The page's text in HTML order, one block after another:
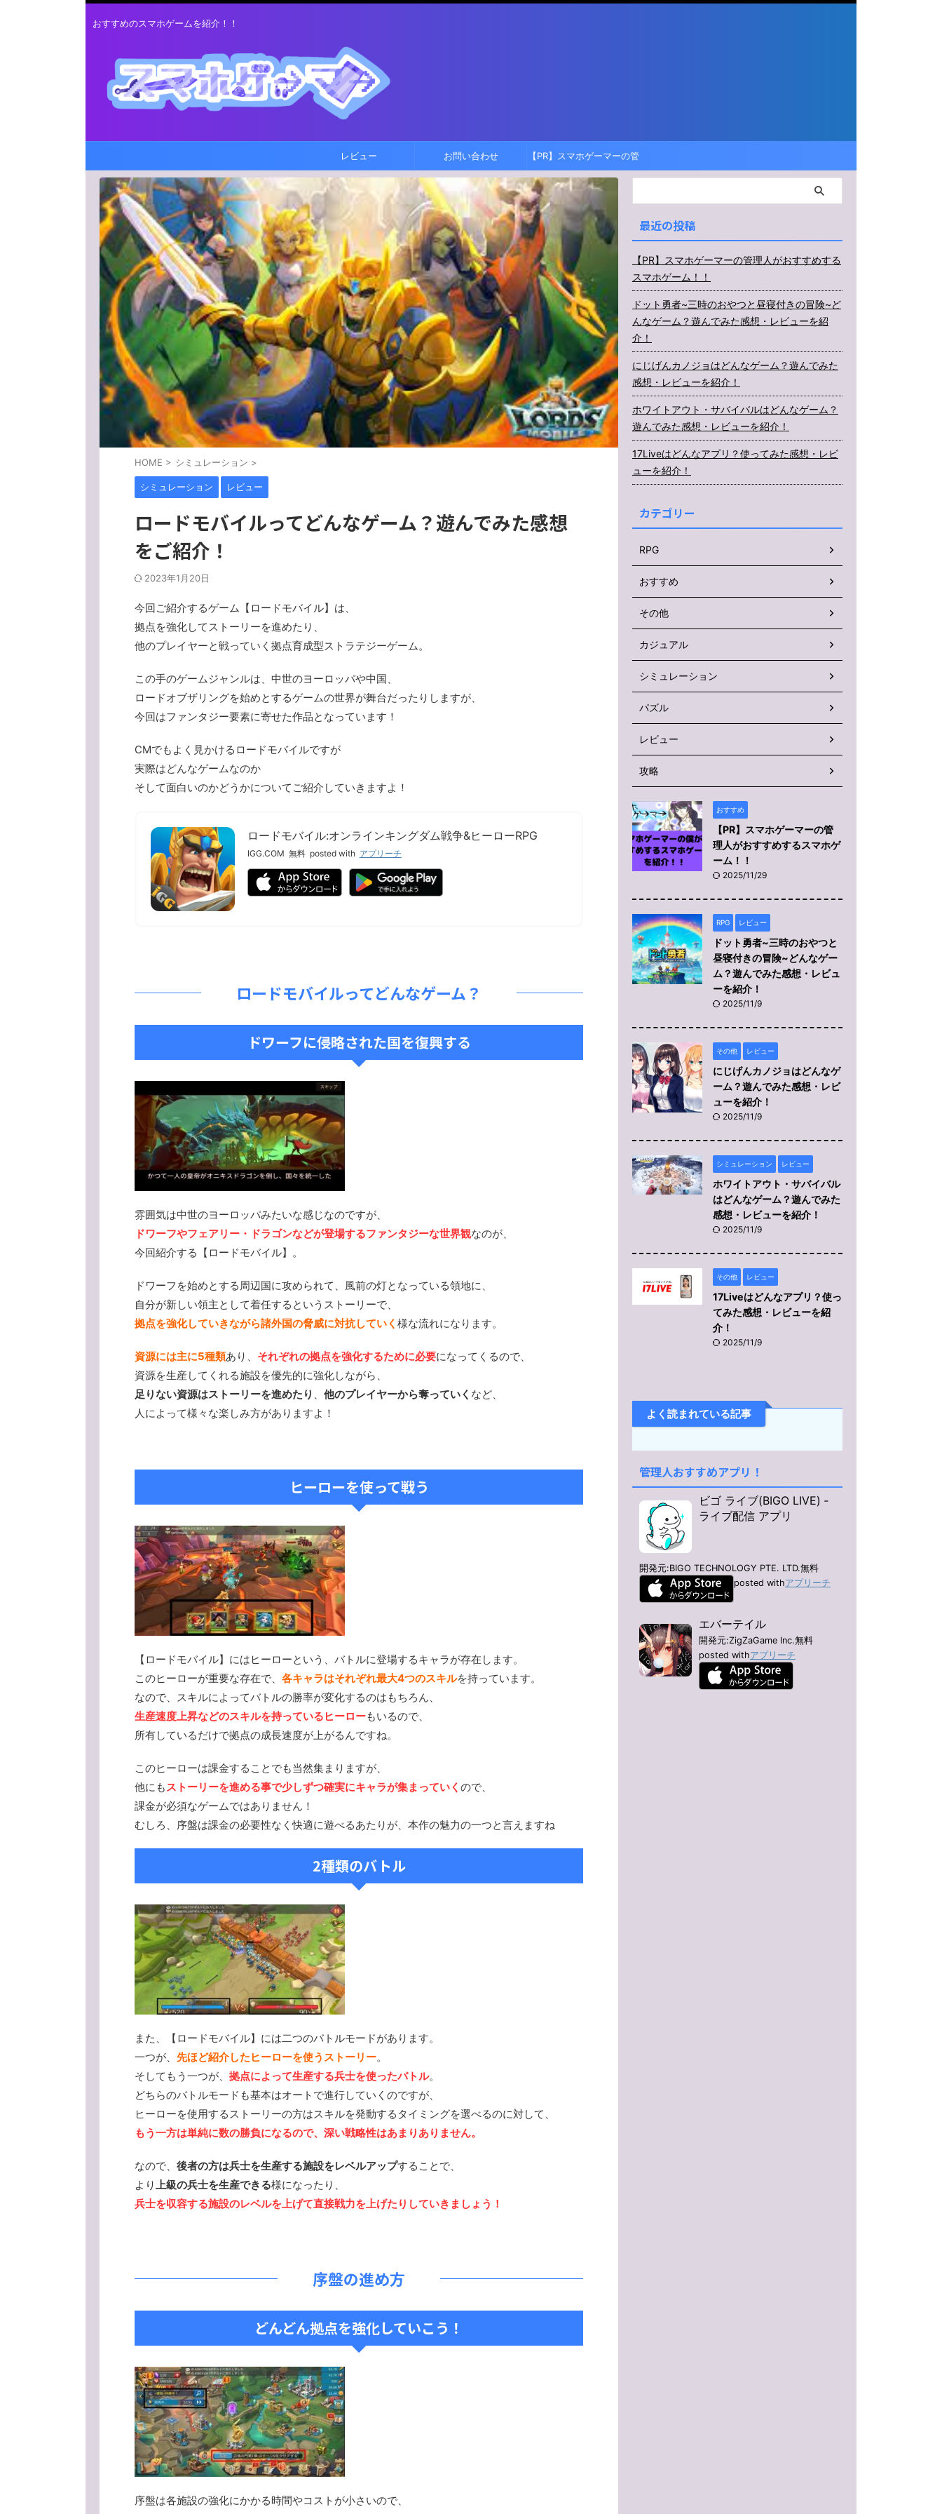
おすすめのスマホゲームを紹介！！
レビュー お問い合わせ 【PR】スマホゲーマーの管
理人がおすすめするスマホ
ゲーム！！
HOME > シミュレーション >
シミュレーション レビュー
ロードモバイルってどんなゲーム？遊んでみた感想
をご紹介！
2023年1月20日
今回ご紹介するゲーム【ロードモバイル】は、
拠点を強化してストーリーを進めたり、
他のプレイヤーと戦っていく拠点育成型ストラテジーゲーム。
この手のゲームジャンルは、中世のヨーロッパや中国、
ロードオブザリングを始めとするゲームの世界が舞台だったりしますが、
今回はファンタジー要素に寄せた作品となっています！
CMでもよく見かけるロードモバイルですが
実際はどんなゲームなのか
そして面白いのかどうかについてご紹介していきますよ！
ロードモバイル:オンラインキングダム戦争&ヒーローRPG
IGG.COM 無料 posted with アプリーチ
ロードモバイルってどんなゲーム？
ドワーフに侵略された国を復興する
雰囲気は中世のヨーロッパみたいな感じなのですが、
ドワーフやフェアリー・ドラゴンなどが登場するファンタジーな世界観なのが、
今回紹介する【ロードモバイル】。
ドワーフを始めとする周辺国に攻められて、風前の灯となっている領地に、
自分が新しい領主として着任するというストーリーで、
拠点を強化していきながら諸外国の脅威に対抗していく 様な流れになります。
資源には主に5種類あり、 それぞれの拠点を強化するために必要になってくるので、
資源を生産してくれる施設を優先的に強化しながら、
足りない資源はストーリーを進めたり 、 他のプレイヤーから奪っていく など、
人によって様々な楽しみ方がありますよ！
ヒーローを使って戦う
【ロードモバイル】にはヒーローという、バトルに登場するキャラが存在します。
このヒーローが重要な存在で、 各キャラはそれぞれ最大4つのスキルを持っています。
なので、スキルによってバトルの勝率が変化するのはもちろん、
生産速度上昇などのスキルを持っているヒーローもいるので、
所有しているだけで拠点の成長速度が上がるんですね。
このヒーローは課金することでも当然集まりますが、
他にもストーリーを進める事で少しずつ確実にキャラが集まっていく ので、
課金が必須なゲームではありません！
むしろ、序盤は課金の必要性なく快適に遊べるあたりが、本作の魅力の一つと言えますね
2種類のバトル
また、【ロードモバイル】には二つのバトルモードがあります。
一つが、 先ほど紹介したヒーローを使うストーリー。
そしてもう一つが、 拠点によって生産する兵士を使ったバトル。
どちらのバトルモードも基本はオートで進行していくのですが、
ヒーローを使用するストーリーの方はスキルを発動するタイミングを選べるのに対して、
もう一方は単純に数の勝負になるので、深い戦略性はあまりありません。
なので、 後者の方は兵士を生産する施設をレベルアップすることで、
より上級の兵士を生産できる様になったり、
兵士を収容する施設のレベルを上げて直接戦力を上げたりしていきましょう！
序盤の進め方
どんどん拠点を強化していこう！
序盤は各施設の強化にかかる時間やコストが小さいので、
最近の投稿
【PR】スマホゲーマーの管理人がおすすめする
スマホゲーム！！
ドット勇者~三時のおやつと昼寝付きの冒険~ど
んなゲーム？遊んでみた感想・レビューを紹
介！
にじげんカノジョはどんなゲーム？遊んでみた
感想・レビューを紹介！
ホワイトアウト・サバイバルはどんなゲーム？
遊んでみた感想・レビューを紹介！
17Liveはどんなアプリ？使ってみた感想・レビ
ューを紹介！
カテゴリー
RPG
おすすめ
その他
カジュアル
シミュレーション
パズル
レビュー
攻略
おすすめ
【PR】スマホゲーマーの管
理人がおすすめするスマホゲ
ーム！！
2025/11/29
RPG レビュー
ドット勇者~三時のおやつと
昼寝付きの冒険~どんなゲー
ム？遊んでみた感想・レビュ
ーを紹介！
2025/11/9
その他 レビュー
にじげんカノジョはどんなゲ
ーム？遊んでみた感想・レビ
ューを紹介！
2025/11/9
シミュレーション レビュー
ホワイトアウト・サバイバル
はどんなゲーム？遊んでみた
感想・レビューを紹介！
2025/11/9
その他 レビュー
17Liveはどんなアプリ？使っ
てみた感想・レビューを紹
介！
2025/11/9
よく読まれている記事
管理人おすすめアプリ！
ビゴ ライブ(BIGO LIVE) ‐
ライブ配信 アプリ
開発元:BIGO TECHNOLOGY PTE. LTD.無料
posted withアプリーチ
エバーテイル
開発元:ZigZaGame Inc.無料
posted withアプリーチ